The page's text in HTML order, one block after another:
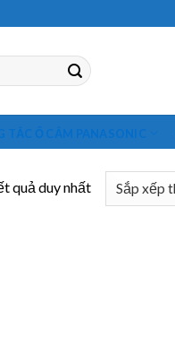
TẮC Ổ CẮM PANASONIC
quả duy nhất